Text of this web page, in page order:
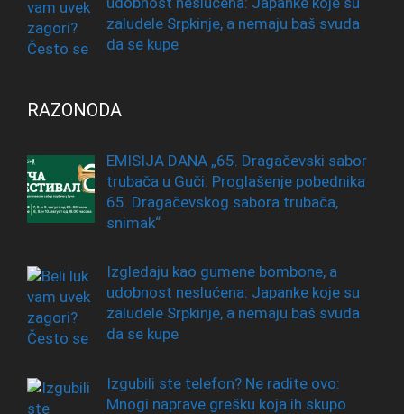
zaludele Srpkinje, a nemaju baš svuda
da se kupe
RAZONODA
EMISIJA DANA „65. Dragačevski sabor
trubača u Guči: Proglašenje pobednika
65. Dragačevskog sabora trubača,
snimak“
Izgledaju kao gumene bombone, a
udobnost neslućena: Japanke koje su
zaludele Srpkinje, a nemaju baš svuda
da se kupe
Izgubili ste telefon? Ne radite ovo:
Mnogi naprave grešku koja ih skupo